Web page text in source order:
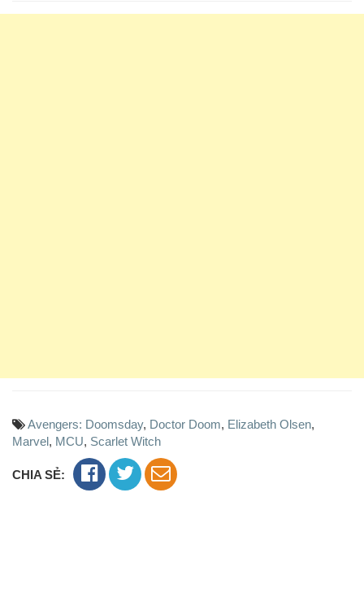
Avengers: Doomsday, Doctor Doom, Elizabeth Olsen,
Marvel, MCU, Scarlet Witch
CHIA SẺ: